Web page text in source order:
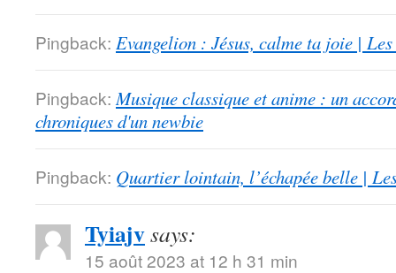
Pingback: Evangelion : Jésus, calme ta joie |
Pingback: Musique classique et anime : un
chroniques d'un newbie
Pingback: Quartier lointain, l’échapée belle |
Tyiajvsays:
15 août 2023 at 12 h 31 min